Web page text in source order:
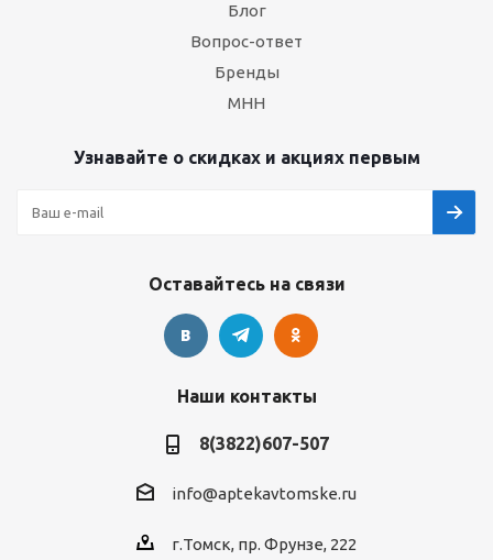
Блог
Вопрос-ответ
Бренды
МНН
Узнавайте о скидках и акциях первым
Оставайтесь на связи
Наши контакты
8(3822)607-507
info@aptekavtomske.ru
г.Томск, пр. Фрунзе, 222